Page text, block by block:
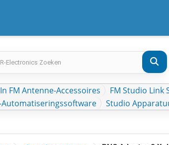
FM Antenne-Accessoires FM Studio Link
Automatiseringssoftware Studio